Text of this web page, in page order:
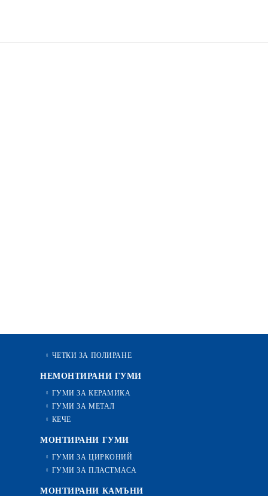
ЧЕТКИ ЗА ПОЛИРАНЕ
НЕМОНТИРАНИ ГУМИ
ГУМИ ЗА КЕРАМИКА
ГУМИ ЗА МЕТАЛ
КЕЧЕ
МОНТИРАНИ ГУМИ
ГУМИ ЗА ЦИРКОНИЙ
ГУМИ ЗА ПЛАСТМАСА
МОНТИРАНИ КАМЪНИ